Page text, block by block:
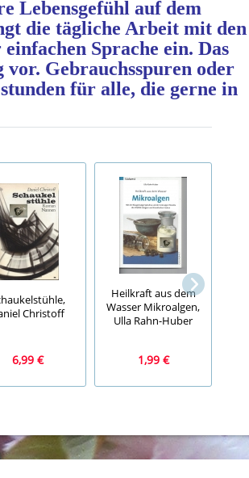
Lebensgefühl auf dem
die tägliche Arbeit mit den
Sprache ein. Das
vor. Gebrauchsspuren oder
für alle, die gerne in
Christoff
6,99 €
Heilkraft aus dem
Wasser Mikroalgen,
Ulla Rahn-Huber
1,99 €